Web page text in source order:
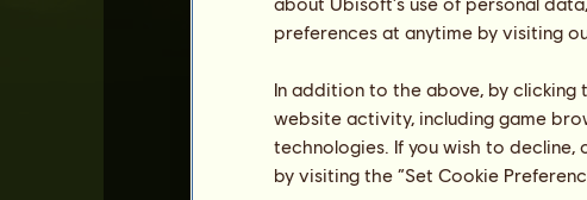
preferences at anytime by visiting
In addition to the above, by
website activity, including game
technologies. If you wish to decline,
by visiting the “Set Cookie